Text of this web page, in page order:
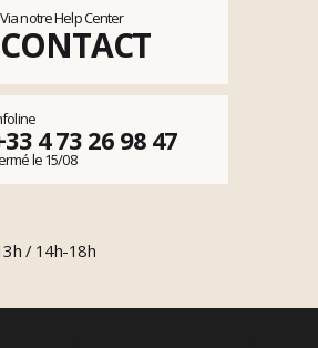
Via notre Help Center
CONTACT
4 73 26 98 47
le 15/08
/ 14h-18h